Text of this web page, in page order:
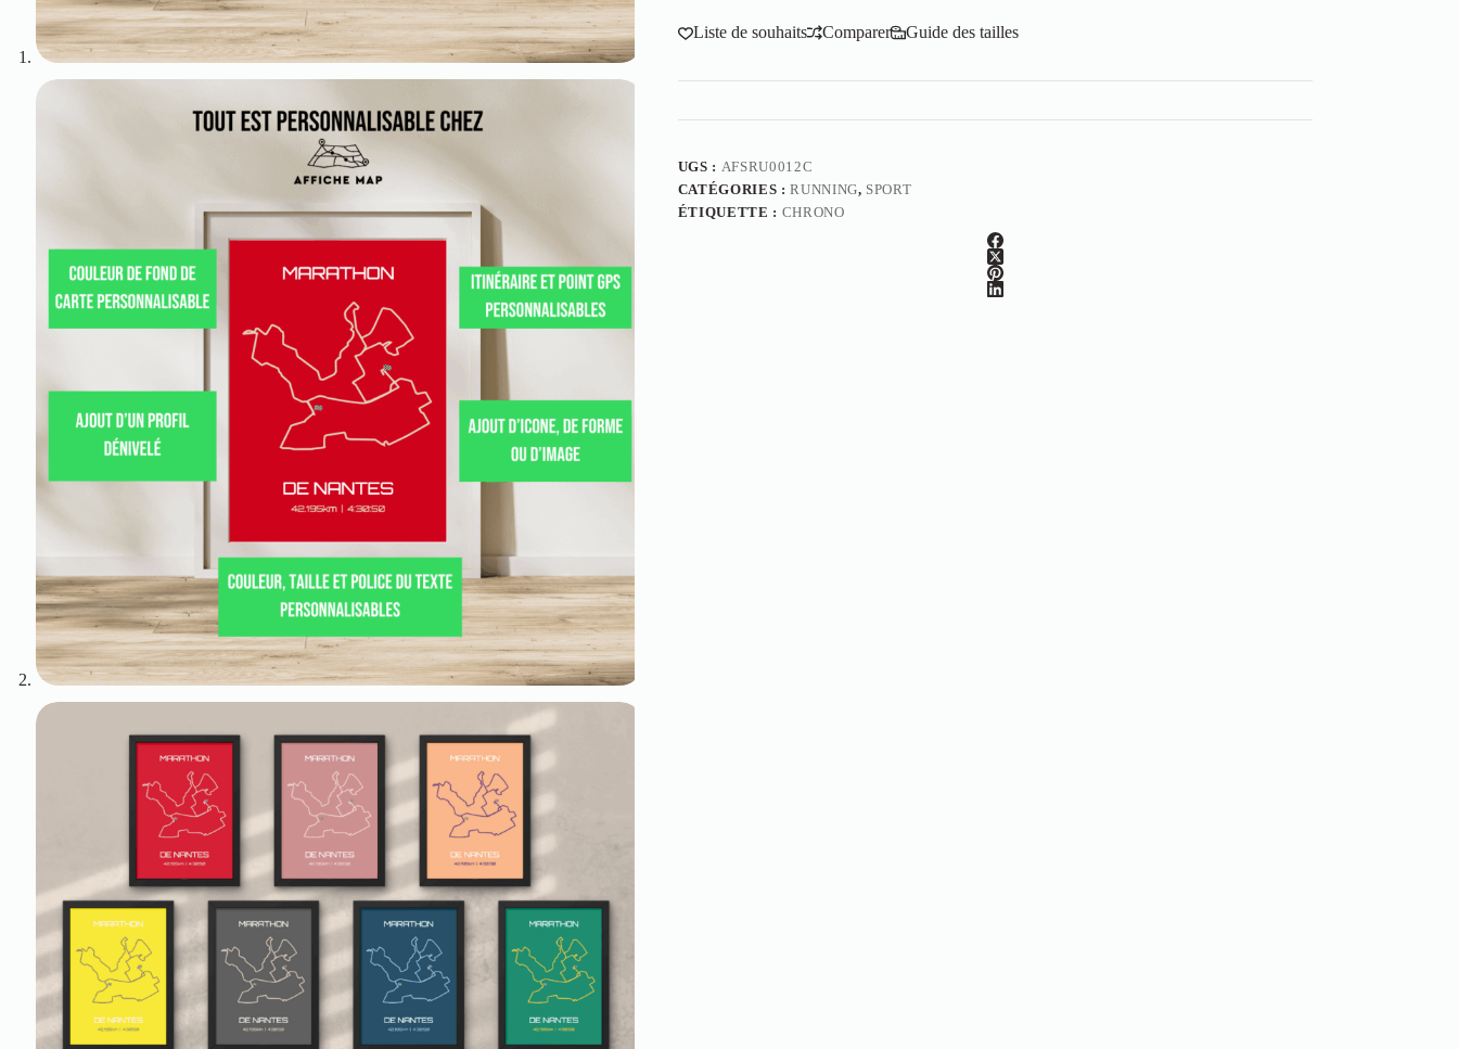
Liste de souhaits Comparer Guide des tailles
UGS : AFSRU0012C
CATÉGORIES :RUNNING, SPORT
ÉTIQUETTE : CHRONO